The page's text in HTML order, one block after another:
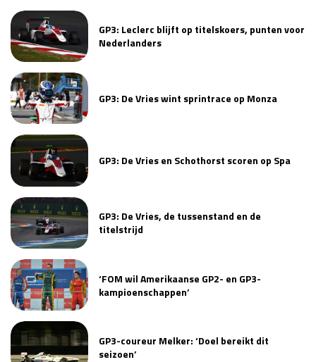
Race
Kwalificatie
Race
GP QATAR 2026
Kwalificatie
za 19:00 - 20:00
Race
GP ABU DHABI 2026 04 - 06 dec
Kwalificatie
za 15:00 - 16:00
Race
GP3: Leclerc blijft op titelskoers, punten voor
Nederlanders
GP3: De Vries wint sprintrace op Monza
GP3: De Vries en Schothorst scoren op Spa
GP3: De Vries, de tussenstand en de
titelstrijd
‘FOM wil Amerikaanse GP2- en GP3-
kampioenschappen’
GP3-coureur Melker: ‘Doel bereikt dit
seizoen’